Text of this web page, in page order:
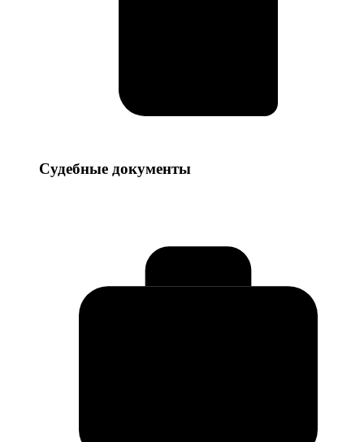
Судебные
Судебные документы